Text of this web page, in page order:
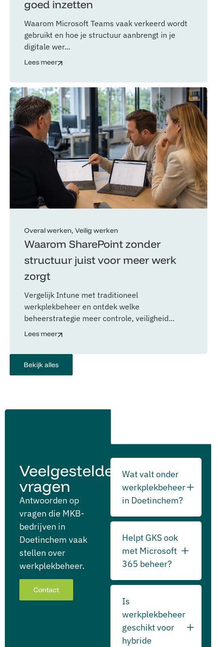
goed inzetten
Waarom Microsoft Teams vaak verkeerd wordt
gebruikt en hoe je structuur aanbrengt in je
digitale wer...
Lees meer
Overal werken Veilig werken
Waarom SharePoint zonder
structuur juist voor meer werk
zorgt
Vergelijk Intune met traditioneel
werkplekbeheer en ontdek welke
beheerstrategie meer controle, veiligheid...
Lees meer
Bekijk alles
Veelgestelde
vragen
Antwoorden op
vragen die MKB-
bedrijven in
Doetinchem vaak
stellen over
werkplekbeheer.
Contact
Wat valt onder
werkplekbeheer
in Doetinchem?
Helpt GKS ook
met Microsoft
365 beheer?
Is
werkplekbeheer
geschikt voor
hybride